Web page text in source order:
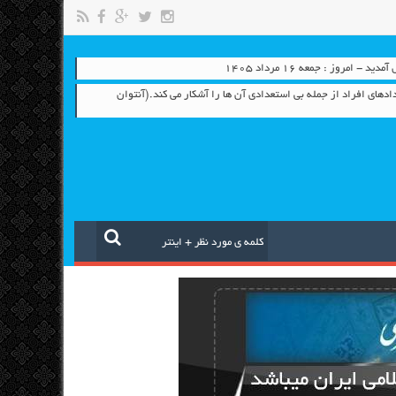
امروز : جمعه ۱۶ مرداد ۱۴۰۵
افراد از جمله بی استعدادی آن ها را آشکار می کند.(آنتوان